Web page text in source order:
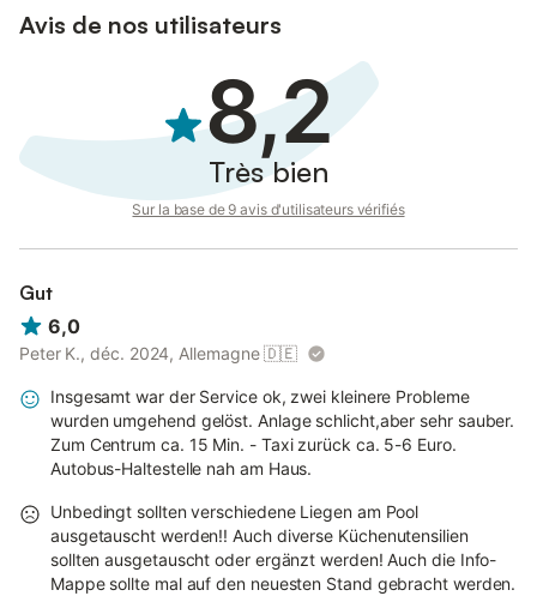
Avis de nos utilisateurs
8,2
Très bien
Sur la base de 9 avis d'utilisateurs vérifiés
Gut
6,0
Peter K., déc. 2024, Allemagne 🇩🇪
Insgesamt war der Service ok, zwei kleinere Probleme
wurden umgehend gelöst. Anlage schlicht,aber sehr sauber.
Zum Centrum ca. 15 Min. - Taxi zurück ca. 5-6 Euro.
Autobus-Haltestelle nah am Haus.
Unbedingt sollten verschiedene Liegen am Pool
ausgetauscht werden!! Auch diverse Küchenutensilien
sollten ausgetauscht oder ergänzt werden! Auch die Info-
Mappe sollte mal auf den neuesten Stand gebracht werden.